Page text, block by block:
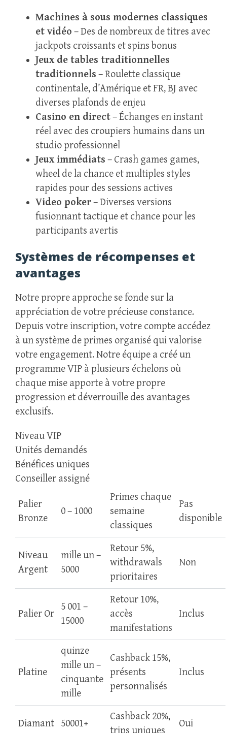
Machines à sous modernes classiques
et vidéo – Des de nombreux de titres avec
jackpots croissants et spins bonus
Jeux de tables traditionnelles
traditionnels – Roulette classique
continentale, d’Amérique et FR, BJ avec
diverses plafonds de enjeu
Casino en direct– Échanges en instant
réel avec des croupiers humains dans un
studio professionnel
Jeux immédiats – Crash games games,
wheel de la chance et multiples styles
rapides pour des sessions actives
Video poker– Diverses versions
fusionnant tactique et chance pour les
participants avertis
Systèmes de récompenses et
avantages
Notre propre approche se fonde sur la
appréciation de votre précieuse constance.
Depuis votre inscription, votre compte accédez
à un système de primes organisé qui valorise
votre engagement. Notre équipe a créé un
programme VIP à plusieurs échelons où
chaque mise apporte à votre propre
progression et déverrouille des avantages
exclusifs.
Niveau VIP
Unités demandés
Bénéfices uniques
Conseiller assigné
Palier
Bronze
0 – 1000
Primes chaque
semaine
classiques
Pas
disponible
Niveau
Argent
mille un –
5000
Retour 5%,
withdrawals
prioritaires
Non
Palier Or
5 001 –
15000
Retour 10%,
accès
manifestations
Inclus
Platine
quinze
mille un –
cinquante
mille
Cashback 15%,
présents
personnalisés
Inclus
Diamant 50001+
Cashback 20%,
trips uniques
Oui